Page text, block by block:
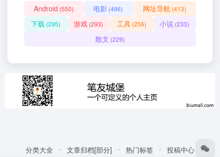
Android (550) 电影 (496) 网址导航 (413)
下载 (295) 游戏 (293) 工具(256) 小说 (233)
散文 (229)
分类大全 文章归档[部分] 热门标签 投稿中心